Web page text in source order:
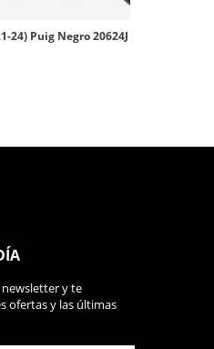
24) Puig Negro 20624J
y te
ofertas y las últimas